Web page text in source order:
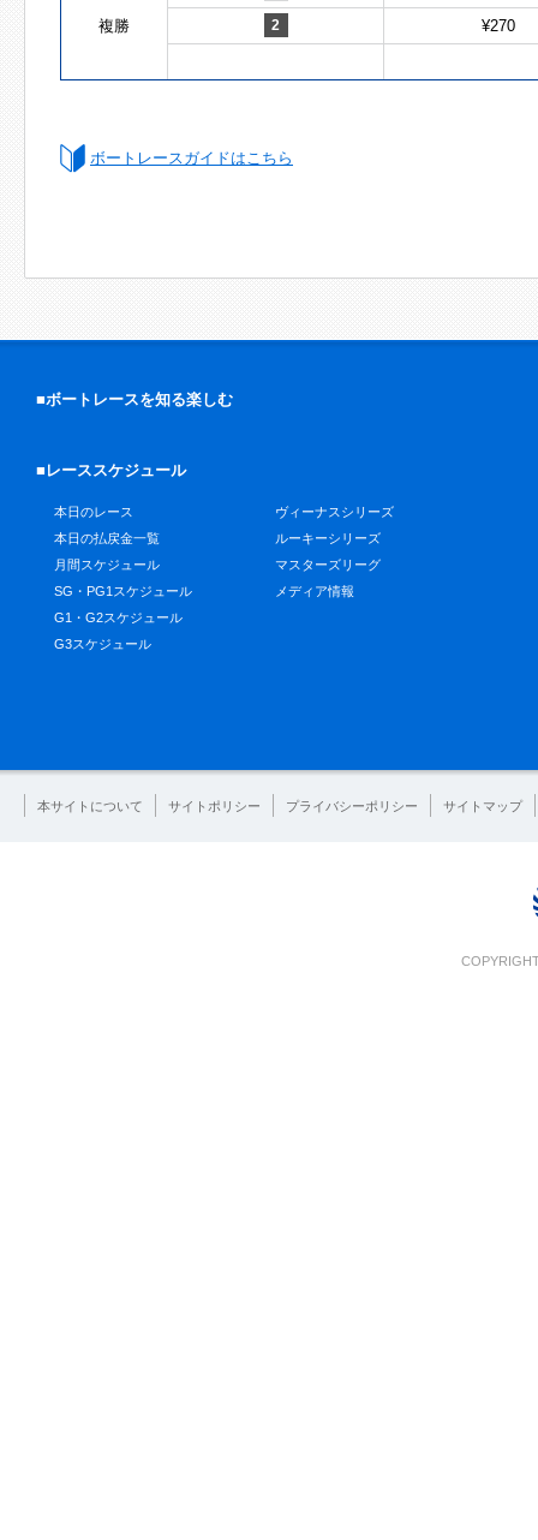
複勝 2 ¥270
ボートレースガイドはこちら
■ボートレースを知る楽しむ
■レーススケジュール
本日のレース
本日の払戻金一覧
月間スケジュール
SG・PG1スケジュール
G1・G2スケジュール
G3スケジュール
ヴィーナスシリーズ
ルーキーシリーズ
マスターズリーグ
メディア情報
本サイトについて サイトポリシー プライバシーポリシー サイトマップ